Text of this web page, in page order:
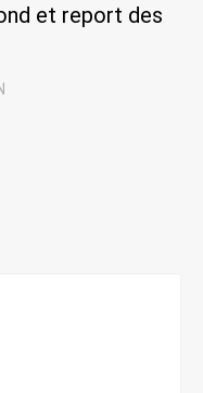
et report des